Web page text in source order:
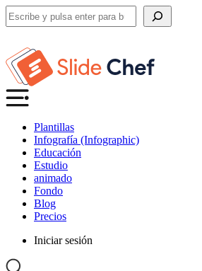
Buscar
Plantillas
Infografía (Infographic)
Educación
Estudio
animado
Fondo
Blog
Precios
Iniciar sesión